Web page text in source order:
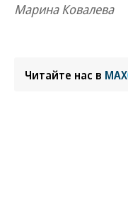
Марина Ковалева
Читайте нас в MAX